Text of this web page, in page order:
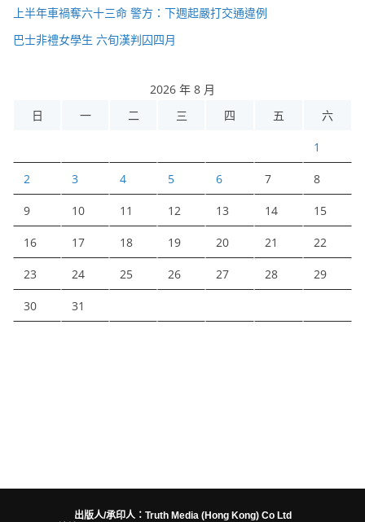
上半年車禍奪六十三命 警方：下週起嚴打交通違例
巴士非禮女學生 六旬漢判囚四月
2026 年 8 月
日
一 二 三 四 五 六
1
2 3 4 5 6 7 8
9 10 11 12 13 14 15
16 17 18 19 20 21 22
23 24 25 26 27 28 29
30 31
出版人/承印人：Truth Media (Hong Kong) Co Ltd